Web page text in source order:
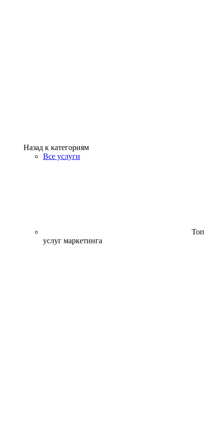
Назад к категориям
Все услуги
Топ
услуг маркетинга